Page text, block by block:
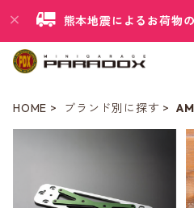
熊本地震によるお荷物
HOME ブランド別に探す